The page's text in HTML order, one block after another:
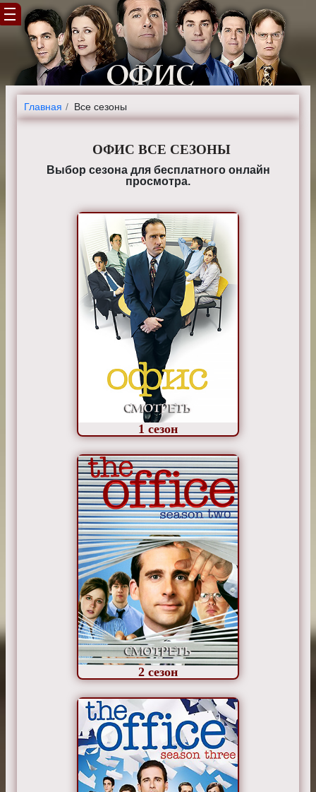
Главная Все сезоны
ОФИС ВСЕ СЕЗОНЫ
Выбор сезона для бесплатного онлайн
просмотра.
1 сезон
2 сезон